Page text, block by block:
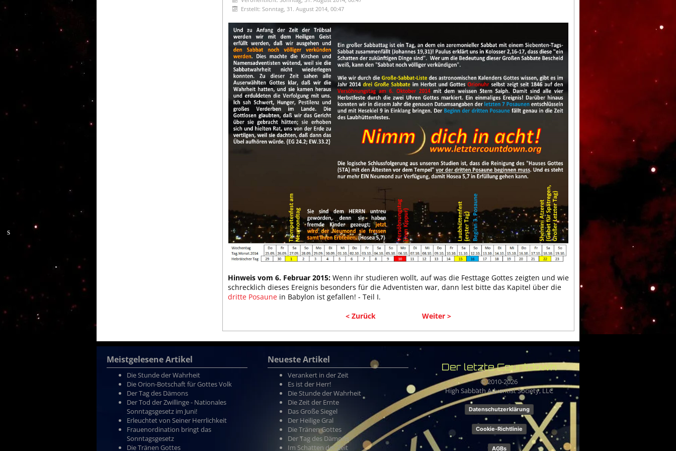
Erstellt: Sonntag, 31. August 2014, 00:47
Hinweis vom 6. Februar 2015: Wenn ihr studieren wollt, auf was die Festtage Gottes zeigten und wie
schrecklich dieses Ereignis besonders für die Adventisten war, dann lest bitte das Kapitel über die
dritte Posaune in Babylon ist gefallen! - Teil I.
< Zurück
Weiter >
Meistgelesene Artikel
Die Stunde der Wahrheit
Die Orion-Botschaft für Gottes Volk
Der Tag des Dämons
Der Tod der Zwillinge - Nationales
Sonntagsgesetz im Juni!
Erleuchtet von Seiner Herrlichkeit
Frauenordination bringt das
Sonntagsgesetz
Die Tränen Gottes
Neueste Artikel
Verankert in der Zeit
Es ist der Herr!
Die Stunde der Wahrheit
Die Zeit der Ernte
Das Große Siegel
Der Heilige Gral
Die Tränen Gottes
Der Tag des Dämons
Im Schatten der Zeit
Der letzte Countdown
© 2010-2026
High Sabbath Adventist Society, LLC
Datenschutzerklärung
Cookie-Richtlinie
AGBs